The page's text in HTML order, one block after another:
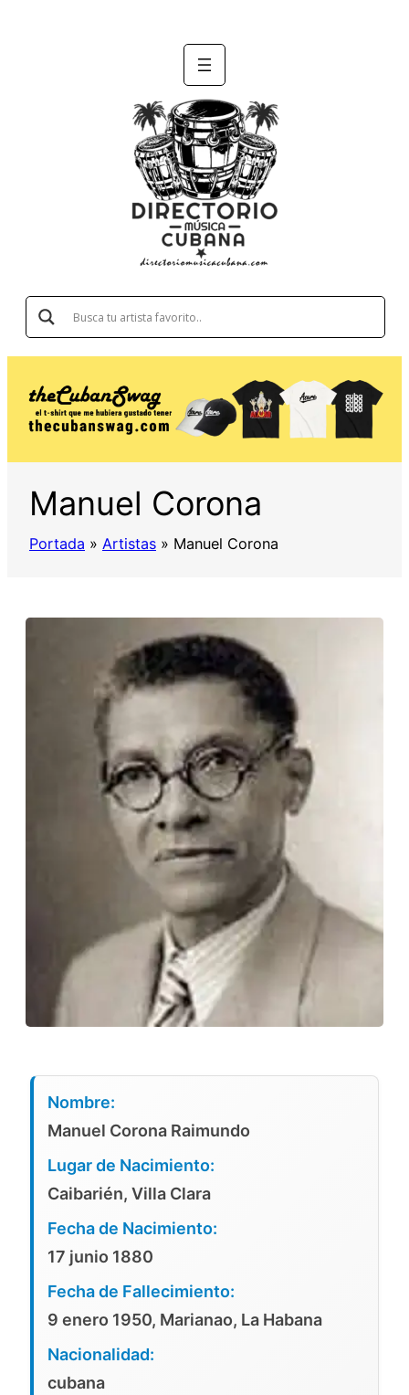
Manuel Corona
Portada » Artistas » Manuel Corona
Nombre:
Manuel Corona Raimundo
Lugar de Nacimiento:
Caibarién, Villa Clara
Fecha de Nacimiento:
17 junio 1880
Fecha de Fallecimiento:
9 enero 1950, Marianao, La Habana
Nacionalidad:
cubana